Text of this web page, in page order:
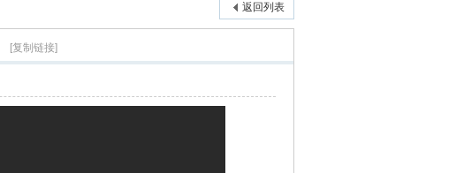
返回列表
[复制链接]